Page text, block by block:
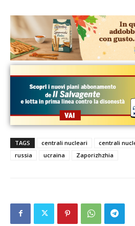
TAGS centrali nucleari centrali
russia
ucraina Zaporizhzhia